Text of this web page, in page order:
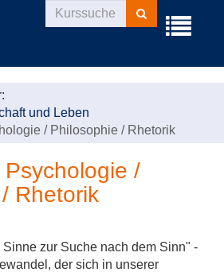
Menü
Kurse
suchen
und Leben
/ Philosophie / Rhetorik
/
Rhetorik
zur Suche nach dem Sinn" -
der sich in unserer